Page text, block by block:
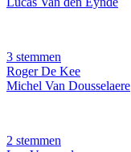
3 stemmen
Roger De Kee
Michel Van Dousselaere
2 stemmen